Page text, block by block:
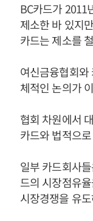
BC카드가 2011
제소한 바 있지
카드는 제소를
여신금융협회와
체적인 논의가
협회 차원에서
카드와 법적으
일부 카드회사
드의 시장점유
시장경쟁을 유